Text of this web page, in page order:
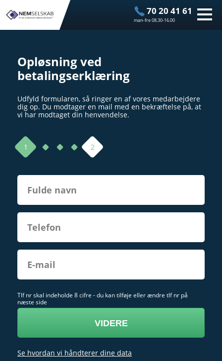
70 20 41 61
man-fre 08.30-16.00
Opløsning ved
betalingserklæring
Udfyld formularen, så ringer en af vores medarbejdere
dig op. Du modtager en mail med en bekræftelse på, at
vi har modtaget din henvendelse.
1 2
Tlf nr skal indeholde 8 cifre - du kan tilføje eller ændre tlf nr på
næste side
Se hvordan vi håndterer dine data